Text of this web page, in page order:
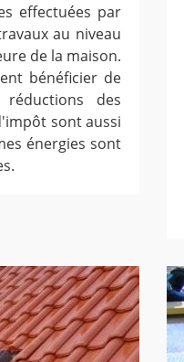
effectuées par
au niveau
de la maison.
bénéficier de
des
sont aussi
énergies sont